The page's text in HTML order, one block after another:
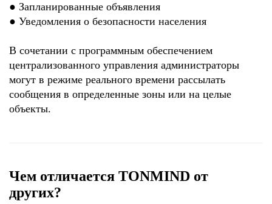
● Запланированные объявления
● Уведомления о безопасности населения
В сочетании с программным обеспечением
централизованного управления администраторы
могут в режиме реального времени рассылать
сообщения в определенные зоны или на целые
объекты.
Чем отличается TONMIND от
других?